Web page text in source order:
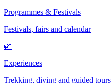
Programmes & Festivals
Festivals, fairs and calendar
🌿
Experiences
Trekking, diving and guided tours